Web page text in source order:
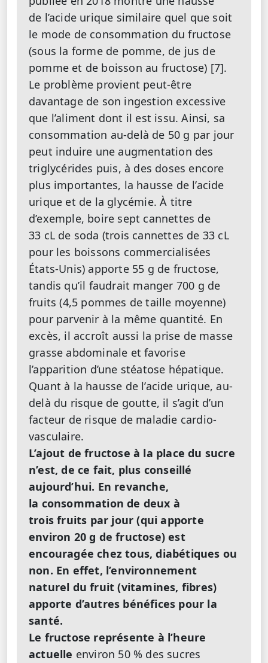
de l’acide urique similaire quel que soit
le mode de consommation du fructose
(sous la forme de pomme, de jus de
pomme et de boisson au fructose) [7].
Le problème provient peut-être
davantage de son ingestion excessive
que l’aliment dont il est issu. Ainsi, sa
consommation au-delà de 50 g par jour
peut induire une augmentation des
triglycérides puis, à des doses encore
plus importantes, la hausse de l’acide
urique et de la glycémie. À titre
d’exemple, boire sept cannettes de
33 cL de soda (trois cannettes de 33 cL
pour les boissons commercialisées
États-Unis) apporte 55 g de fructose,
tandis qu’il faudrait manger 700 g de
fruits (4,5 pommes de taille moyenne)
pour parvenir à la même quantité. En
excès, il accroît aussi la prise de masse
grasse abdominale et favorise
l’apparition d’une stéatose hépatique.
Quant à la hausse de l’acide urique, au-
delà du risque de goutte, il s’agit d’un
facteur de risque de maladie cardio-
vasculaire.
L’ajout de fructose à la place du sucre
n’est, de ce fait, plus conseillé
aujourd’hui. En revanche,
la consommation de deux à
trois fruits par jour (qui apporte
environ 20 g de fructose) est
encouragée chez tous, diabétiques ou
non. En effet, l’environnement
naturel du fruit (vitamines, fibres)
apporte d’autres bénéfices pour la
santé.
Le fructose représente à l’heure
actuelle environ 50 % des sucres